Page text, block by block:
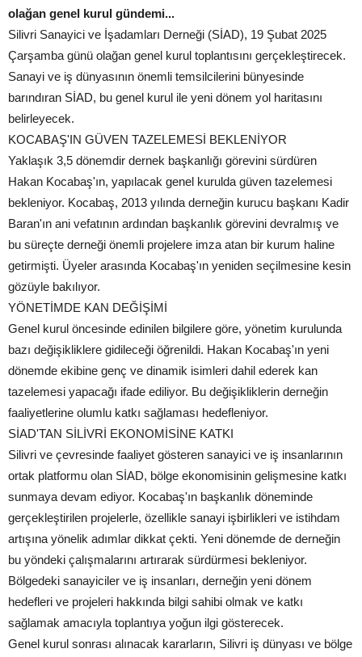
olağan genel kurul gündemi...
Silivri Sanayici ve İşadamları Derneği (SİAD), 19 Şubat 2025
Çarşamba günü olağan genel kurul toplantısını gerçekleştirecek.
Sanayi ve iş dünyasının önemli temsilcilerini bünyesinde
barındıran SİAD, bu genel kurul ile yeni dönem yol haritasını
belirleyecek.
KOCABAŞ'IN GÜVEN TAZELEMESİ BEKLENİYOR
Yaklaşık 3,5 dönemdir dernek başkanlığı görevini sürdüren
Hakan Kocabaş'ın, yapılacak genel kurulda güven tazelemesi
bekleniyor. Kocabaş, 2013 yılında derneğin kurucu başkanı Kadir
Baran'ın ani vefatının ardından başkanlık görevini devralmış ve
bu süreçte derneği önemli projelere imza atan bir kurum haline
getirmişti. Üyeler arasında Kocabaş'ın yeniden seçilmesine kesin
gözüyle bakılıyor.
YÖNETİMDE KAN DEĞİŞİMİ
Genel kurul öncesinde edinilen bilgilere göre, yönetim kurulunda
bazı değişikliklere gidileceği öğrenildi. Hakan Kocabaş'ın yeni
dönemde ekibine genç ve dinamik isimleri dahil ederek kan
tazelemesi yapacağı ifade ediliyor. Bu değişikliklerin derneğin
faaliyetlerine olumlu katkı sağlaması hedefleniyor.
SİAD'TAN SİLİVRİ EKONOMİSİNE KATKI
Silivri ve çevresinde faaliyet gösteren sanayici ve iş insanlarının
ortak platformu olan SİAD, bölge ekonomisinin gelişmesine katkı
sunmaya devam ediyor. Kocabaş'ın başkanlık döneminde
gerçekleştirilen projelerle, özellikle sanayi işbirlikleri ve istihdam
artışına yönelik adımlar dikkat çekti. Yeni dönemde de derneğin
bu yöndeki çalışmalarını artırarak sürdürmesi bekleniyor.
Bölgedeki sanayiciler ve iş insanları, derneğin yeni dönem
hedefleri ve projeleri hakkında bilgi sahibi olmak ve katkı
sağlamak amacıyla toplantıya yoğun ilgi gösterecek.
Genel kurul sonrası alınacak kararların, Silivri iş dünyası ve bölge